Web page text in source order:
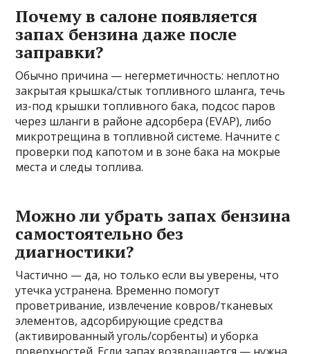
Почему в салоне появляется
запах бензина даже после
заправки?
Обычно причина — негерметичность: неплотно
закрытая крышка/стык топливного шланга, течь
из-под крышки топливного бака, подсос паров
через шланги в районе адсорбера (EVAP), либо
микротрещина в топливной системе. Начните с
проверки под капотом и в зоне бака на мокрые
места и следы топлива.
Можно ли убрать запах бензина
самостоятельно без
диагностики?
Частично — да, но только если вы уверены, что
утечка устранена. Временно помогут
проветривание, извлечение ковров/тканевых
элементов, адсорбирующие средства
(активированный уголь/сорбенты) и уборка